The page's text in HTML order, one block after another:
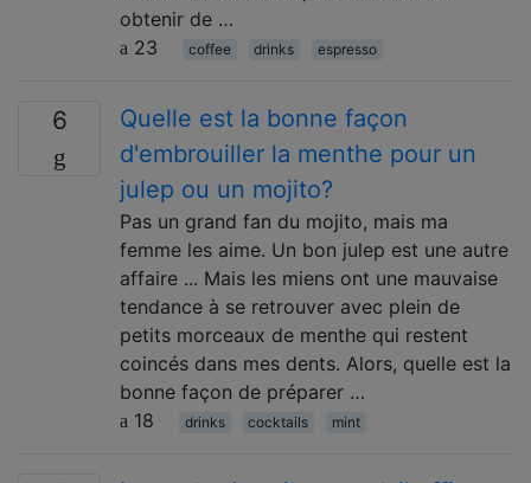
obtenir de …
23
coffee drinks espresso
6
Quelle est la bonne façon
d'embrouiller la menthe pour un
julep ou un mojito?
Pas un grand fan du mojito, mais ma
femme les aime. Un bon julep est une autre
affaire ... Mais les miens ont une mauvaise
tendance à se retrouver avec plein de
petits morceaux de menthe qui restent
coincés dans mes dents. Alors, quelle est la
bonne façon de préparer …
18
drinks cocktails mint